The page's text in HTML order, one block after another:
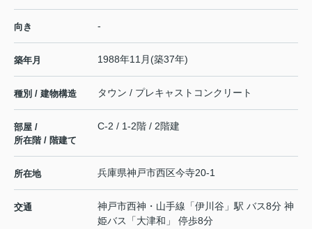
向き -
築年月 1988年11月(築37年)
種別 / 建物構造 タウン / プレキャストコンクリート
部屋 /
所在階 / 階建て
C-2 / 1-2階 / 2階建
所在地 兵庫県神戸市西区今寺20-1
交通 神戸市西神・山手線 「伊川谷 」駅 バス8分 神
姫バス「大津和」 停歩8分